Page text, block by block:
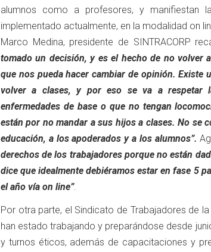
alumnos como a profesores, y manifiestan
implementado actualmente, en la modalidad on
Marco Medina, presidente de SINTRACORP
tomado un decisión, y es el hecho de no volver
que nos pueda hacer cambiar de opinión.
volver a clases, y por eso se va a respetar
enfermedades de base o que no tengan
están por no mandar a sus hijos a clases. No se
educación, a los apoderados y a los alumnos”.
derechos de los trabajadores porque no están
dice que idealmente debiéramos estar en fase 5
el año vía on line”.
Por otra parte, el Sindicato de Trabajadores de
han estado trabajando y preparándose desde
y turnos éticos, además de capacitaciones y